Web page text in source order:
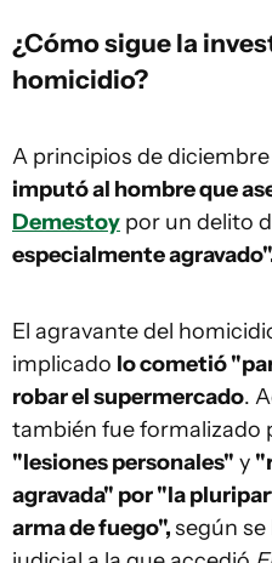
¿Cómo sigue la
homicidio?
A principios de
imputó al hombre que
Demestoy por un delito
especialmente
El agravante del
implicado lo cometió
robar el supermercado.
también fue formalizado
"lesiones personales" y
agravada" por "la
arma de fuego",según se